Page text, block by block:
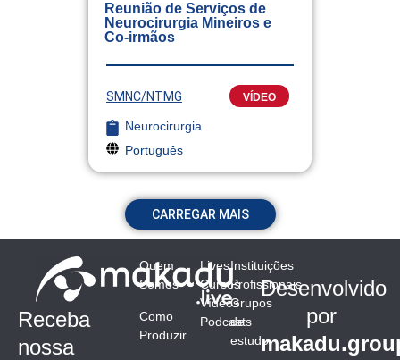
Reunião de Serviços de
Neurocirurgia Mineiros e
Co-irmãos
SMNC/NTMG VÍDEO
Neurocirurgia
Português
CARREGAR MAIS
Receba
nossa
Quem
Somos
Como
Produzir
Lives
Cursos
Vídeos
Podcasts
Instituições
Profissionais
Grupos
de
estudo
Desenvolvido
por